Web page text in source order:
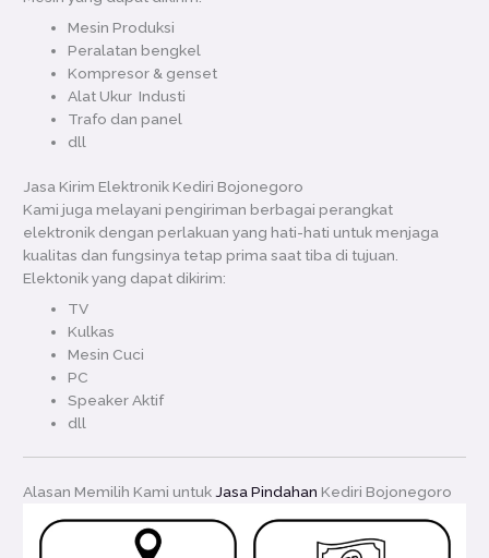
Mesin Produksi
Peralatan bengkel
Kompresor & genset
Alat Ukur Industi
Trafo dan panel
dll
Jasa Kirim Elektronik Kediri Bojonegoro
Kami juga melayani pengiriman berbagai perangkat
elektronik dengan perlakuan yang hati-hati untuk menjaga
kualitas dan fungsinya tetap prima saat tiba di tujuan.
Elektonik yang dapat dikirim:
TV
Kulkas
Mesin Cuci
PC
Speaker Aktif
dll
Alasan Memilih Kami untuk Jasa Pindahan Kediri Bojonegoro